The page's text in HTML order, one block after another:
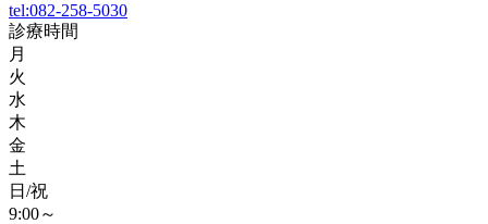
tel:082-258-5030
診療時間
月
火
水
木
金
土
日/祝
9:00～